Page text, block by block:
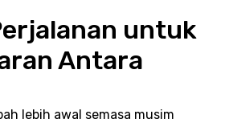
untuk
Antara
lebih awal semasa musim